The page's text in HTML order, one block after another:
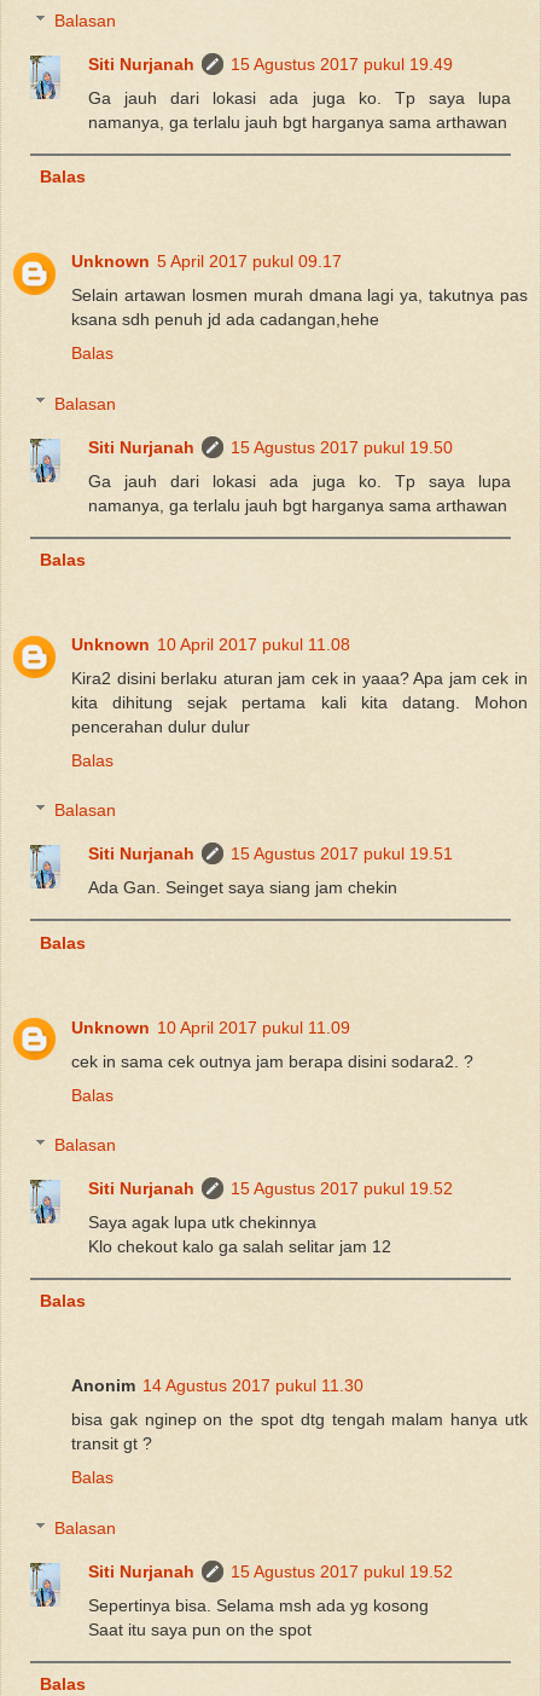
Balasan
Siti Nurjanah
15 Agustus 2017 pukul 19.49
Ga jauh dari lokasi ada juga ko. Tp saya lupa
namanya, ga terlalu jauh bgt harganya sama arthawan
Balas
Unknown 5 April 2017 pukul 09.17
Selain artawan losmen murah dmana lagi ya, takutnya pas
ksana sdh penuh jd ada cadangan,hehe
Balas
Balasan
Siti Nurjanah
15 Agustus 2017 pukul 19.50
Ga jauh dari lokasi ada juga ko. Tp saya lupa
namanya, ga terlalu jauh bgt harganya sama arthawan
Balas
Unknown 10 April 2017 pukul 11.08
Kira2 disini berlaku aturan jam cek in yaaa? Apa jam cek in
kita dihitung sejak pertama kali kita datang. Mohon
pencerahan dulur dulur
Balas
Balasan
Siti Nurjanah
15 Agustus 2017 pukul 19.51
Ada Gan. Seinget saya siang jam chekin
Balas
Unknown 10 April 2017 pukul 11.09
cek in sama cek outnya jam berapa disini sodara2. ?
Balas
Balasan
Siti Nurjanah
15 Agustus 2017 pukul 19.52
Saya agak lupa utk chekinnya
Klo chekout kalo ga salah selitar jam 12
Balas
Anonim 14 Agustus 2017 pukul 11.30
bisa gak nginep on the spot dtg tengah malam hanya utk
transit gt ?
Balas
Balasan
Siti Nurjanah
15 Agustus 2017 pukul 19.52
Sepertinya bisa. Selama msh ada yg kosong
Saat itu saya pun on the spot
Balas